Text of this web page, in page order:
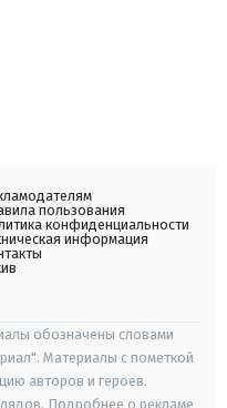
пользования
конфиденциальности
информация
обозначены словами
Материалы с пометкой
авторов и героев.
Подробнее о рекламе